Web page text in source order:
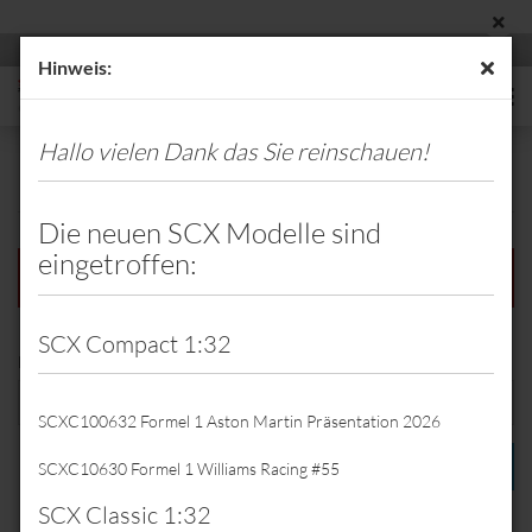
Hinweis:
Hallo vielen Dank das Sie reinschauen!
Die neuen SCX Modelle sind
eingetroffen:
SCX Compact 1:32
SCXC100632 Formel 1 Aston Martin Präsentation 2026
SCXC10630 Formel 1 Williams Racing #55
SCX Classic 1:32
Erweiterte Suche
Die Suche ergab keine genauen Treffer.
EINMAL
Möchten Sie noch einmal suchen?